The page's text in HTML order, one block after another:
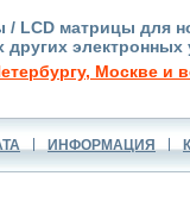
/ LCD матрицы для
электронных
Москве и
ИНФОРМАЦИЯ